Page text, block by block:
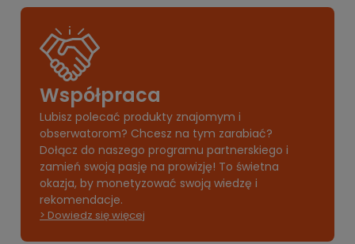
Współpraca
Lubisz polecać produkty znajomym i
obserwatorom? Chcesz na tym zarabiać?
Dołącz do naszego programu partnerskiego i
zamień swoją pasję na prowizję! To świetna
okazja, by monetyzować swoją wiedzę i
rekomendacje.
> Dowiedz się więcej